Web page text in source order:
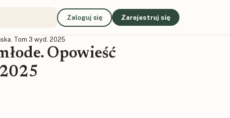
Zaloguj się Zarejestruj się
Tom 3 wyd. 2025
Opowieść